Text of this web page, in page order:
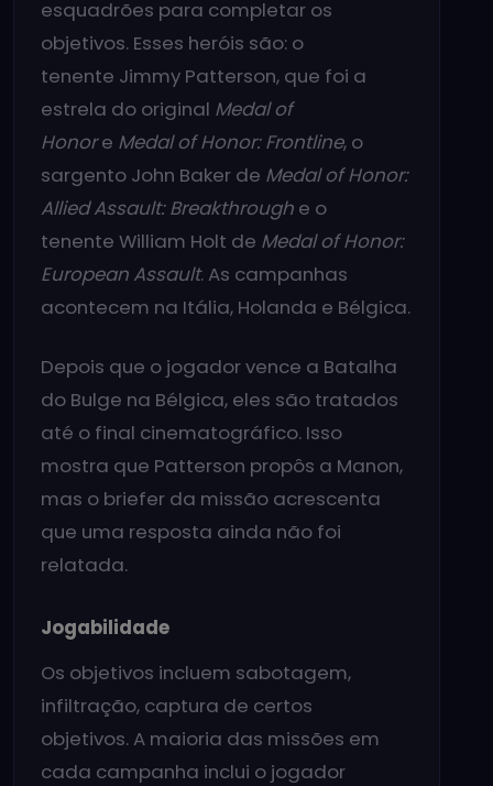
esquadrões para completar os
objetivos. Esses heróis são: o
tenente Jimmy Patterson, que foi a
estrela do original Medal of
Honore Medal of Honor: Frontline, o
sargento John Baker de Medal of Honor:
Allied Assault: Breakthrough e o
tenente William Holt de Medal of Honor:
European Assault. As campanhas
acontecem na Itália, Holanda e Bélgica.
Depois que o jogador vence a Batalha
do Bulge na Bélgica, eles são tratados
até o final cinematográfico. Isso
mostra que Patterson propôs a Manon,
mas o briefer da missão acrescenta
que uma resposta ainda não foi
relatada.
Jogabilidade
Os objetivos incluem sabotagem,
infiltração, captura de certos
objetivos. A maioria das missões em
cada campanha inclui o jogador